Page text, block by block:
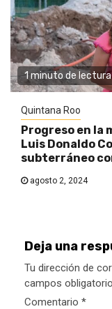
1 minuto de lectura
Quintana Roo
Progreso en la
Luis Donaldo
subterráneo
agosto 2, 2024
Deja una
Tu dirección de
campos
Comentario *